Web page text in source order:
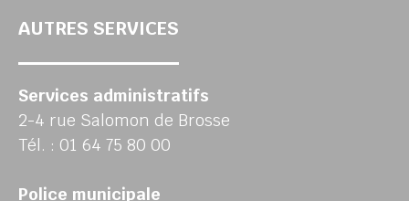
AUTRES SERVICES
Services administratifs
2-4 rue Salomon de Brosse
Tél. : 01 64 75 80 00
Police municipale